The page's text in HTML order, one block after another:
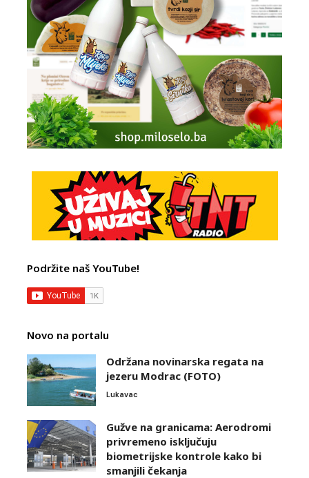
Podržite naš YouTube!
Novo na portalu
Održana novinarska regata na
jezeru Modrac (FOTO)
Lukavac
Gužve na granicama: Aerodromi
privremeno isključuju
biometrijske kontrole kako bi
smanjili čekanja